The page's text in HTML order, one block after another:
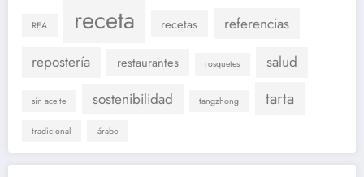
REA receta recetas
referencias
repostería
restaurantes rosquetes salud
sin aceite sostenibilidad tangzhong tarta
tradicional árabe